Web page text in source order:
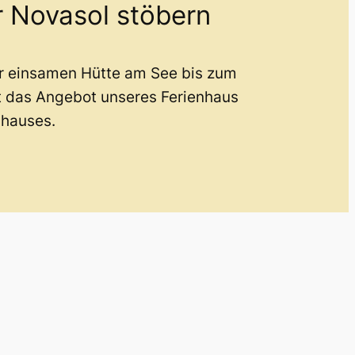
Novasol stöbern
Hütte am See bis zum
Angebot unseres Ferienhaus